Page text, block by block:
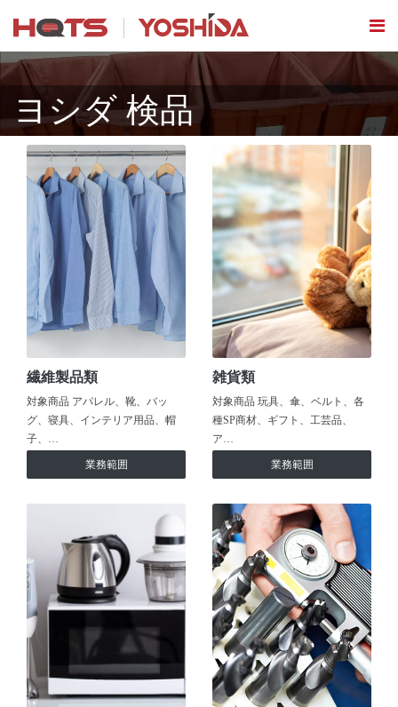
ヨシダ 検品
繊維製品類
対象商品 アパレル、靴、バッ
グ、寝具、インテリア用品、帽
子、…
業務範囲
雑貨類
対象商品 玩具、傘、ベルト、各
種SP商材、ギフト、工芸品、
ア…
業務範囲